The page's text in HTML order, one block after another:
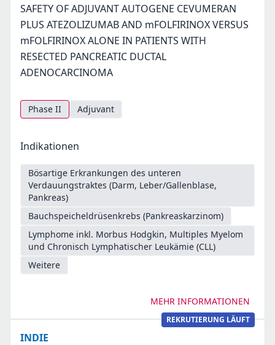
SAFETY OF ADJUVANT AUTOGENE CEVUMERAN
PLUS ATEZOLIZUMAB AND mFOLFIRINOX VERSUS
mFOLFIRINOX ALONE IN PATIENTS WITH
RESECTED PANCREATIC DUCTAL
ADENOCARCINOMA
Phase II Adjuvant
Indikationen
Bösartige Erkrankungen des unteren
Verdauungstraktes (Darm, Leber/Gallenblase,
Pankreas)
Bauchspeicheldrüsenkrebs (Pankreaskarzinom)
Lymphome inkl. Morbus Hodgkin, Multiples Myelom
und Chronisch Lymphatischer Leukämie (CLL)
Weitere
MEHR INFORMATIONEN
REKRUTIERUNG LÄUFT
INDIE